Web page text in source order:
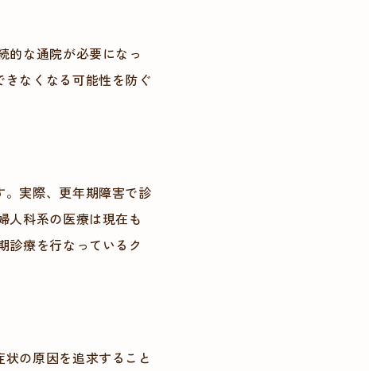
的な通院が必要になっ
なくなる可能性を防ぐ
実際、更年期障害で診
人科系の医療は現在も
診療を行なっているク
の原因を追求すること